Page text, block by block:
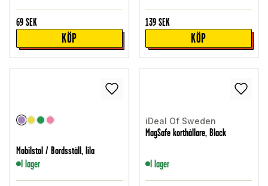
69 SEK
KÖP
139 SEK
KÖP
Mobilstol / Bordsställ, lila
I lager
iDeal Of Sweden
MagSafe korthållare, Black
I lager